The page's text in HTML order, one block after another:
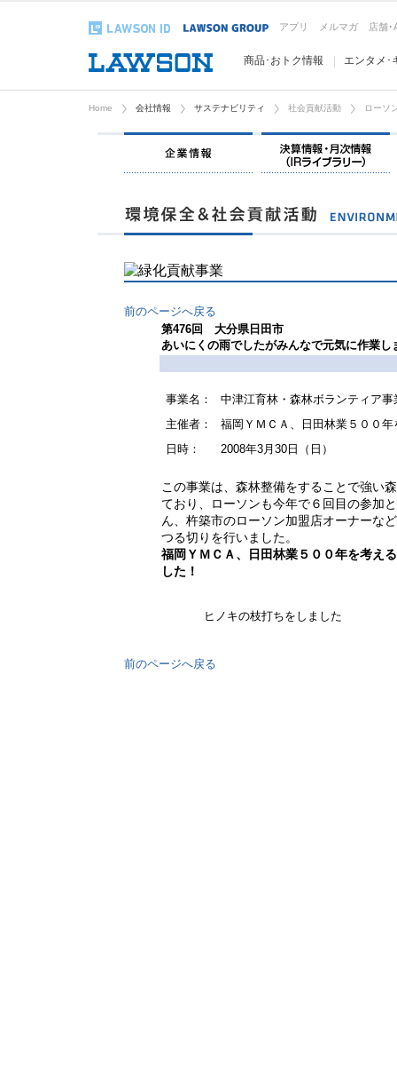
アプリ メルマガ 店舗･
商品･おトク情報 エンタメ･
Home 会社情報 サステナビリティ 社会貢献活動 ローソ
企業情報
前のページへ戻る
第476回 大分県日田市
あいにくの雨でしたがみんなで元気に作業し
事業名：
中津江育林・森林ボランティア事
主催者：
福岡ＹＭＣＡ、日田林業５００年
日時：
2008年3月30日（日）
この事業は、森林整備をすることで強い
ており、ローソンも今年で６回目の参加
ん、杵築市のローソン加盟店オーナーな
つる切りを行いました。
福岡ＹＭＣＡ、日田林業５００年を考え
した！
ヒノキの枝打ちをしました
前のページへ戻る